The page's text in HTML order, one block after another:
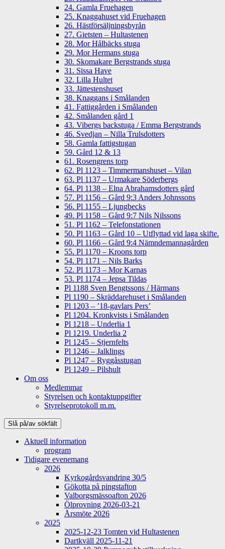
24. Gamla Fruehagen
25. Knaggahuset vid Fruehagen
26. Hästförsäljningsbyrån
27. Gietsten – Hultastenen
28. Mor Hålbäcks stuga
29. Mor Hermans stuga
30. Skomakare Bergstrands stuga
31. Sissa Have
32. Lilla Hultet
33. Jättestenshuset
38. Knaggans i Smålanden
41. Fattiggården i Smålanden
42. Smålanden gård 1
43. Vibergs backstuga / Emma Bergstrands
46. Svedjan – Nilla Trulsdotters
58. Gamla fattigstugan
59. Gård 12 & 13
61. Rosengrens torp
62. Pl 1123 – Timmermanshuset – Vilan
63. Pl 1137 – Urmakare Söderbergs
64. Pl 1138 – Elna Abrahamsdotters gård
57. Pl 1156 – Gård 9:3 Anders Johnssons
56. Pl 1155 – Ljungbecks
49. Pl 1158 – Gård 9:7 Nils Nilssons
51. Pl 1162 – Telefonstationen
50. Pl 1163 – Gård 10 – Utflyttad vid laga skifte.
60. Pl 1166 – Gård 9:4 Nämndemannagården
55. Pl 1170 – Kroons torp
54. Pl 1171 – Nils Barks
52. Pl 1173 – Mor Karnas
53. Pl 1174 – Jepsa Tildas
Pl 1188 Sven Bengtssons / Härmans
Pl 1190 – Skräddarehuset i Smålanden
Pl 1203 – ’18-gavlars Pers’
Pl 1204. Kronkvists i Smålanden
Pl 1218 – Underlia 1
Pl 1219. Underlia 2
Pl 1245 – Stjernfelts
Pl 1246 – Jalklings
Pl 1247 – Ryggåsstugan
Pl 1249 – Pilshult
Om oss
Medlemmar
Styrelsen och kontaktuppgifter
Styrelseprotokoll m.m.
Slå på/av sökfält
Aktuell information
program
Tidigare evenemang
2026
Kyrkogårdsvandring 30/5
Gökotta på pingstafton
Valborgsmässoafton 2026
Ölprovning 2026-03-21
Årsmöte 2026
2025
2025-12-23 Tomten vid Hultastenen
Dartkväll 2025-11-21